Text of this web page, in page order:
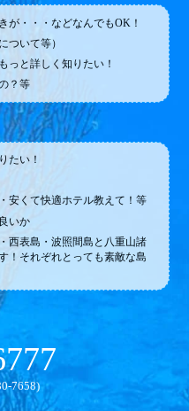
が・・・などなんでもOK！
ついて等）
っと詳しく知りたい！
？等
たい！
安くて快適ホテル教えて！等
いか
西表島・波照間島と八重山諸
！それぞれとっても素敵な島
7658)